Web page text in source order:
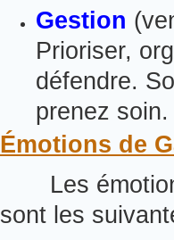
Émotions de
Les
sont les
Gestion
Prioriser,
défendre.
prenez soin.